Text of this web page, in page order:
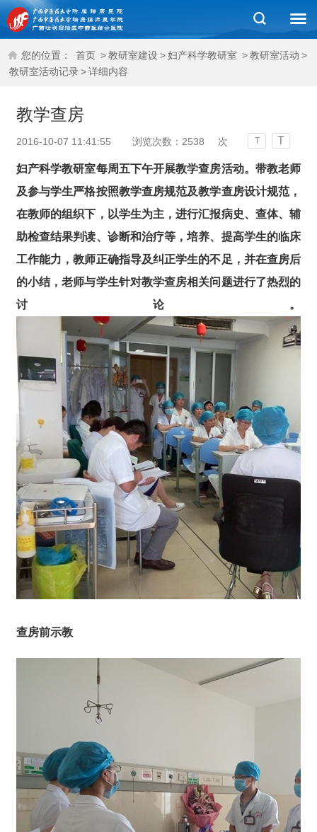
您的位置： 首页 >教研室建设 >妇产科学教研室 >教研室活动 >
教研室活动记录>详细内容
教学查房
2016-10-07 11:41:55 浏览次数： 2538 次 T T
妇产科学教研室每周五下午开展教学查房活动。 带教老师
及参与学生严格按照教学查房规范及教学查房设计规范，
在教师的组织下，以学生为主，进行汇报病史、查体、辅
助检查结果判读、诊断和治疗等，培养、提高学生的临床
工作能力，教师正确指导及纠正学生的不足 ，并在查房后
的小结，老师与学生针对教学查房相关问题进行了热烈的
讨论。
查房前示教